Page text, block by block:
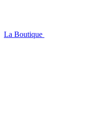
La Boutique